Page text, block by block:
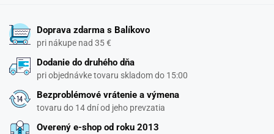
Doprava zdarma s Balíkovo
pri nákupe nad 35 €
Dodanie do druhého dňa
pri objednávke tovaru skladom do 15:00
Bezproblémové vrátenie a výmena
tovaru do 14 dní od jeho prevzatia
Overený e-shop od roku 2013